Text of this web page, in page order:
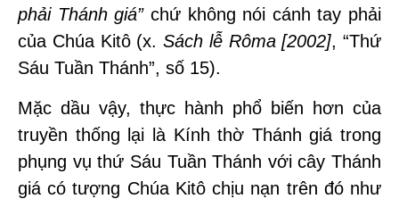
phải Thánh giá”chứ không nói cánh tay phải
của Chúa Kitô (x. Sách lễ Rôma [2002], “Thứ
Sáu Tuần Thánh”, số 15).
Mặc dầu vậy, thực hành phổ biến hơn của
truyền thống lại là Kính thờ Thánh giá trong
phụng vụ thứ Sáu Tuần Thánh với cây Thánh
giá có tượng Chúa Kitô chịu nạn trên đó như